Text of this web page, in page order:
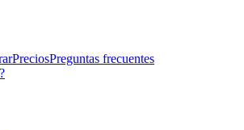
PreciosPreguntas frecuentes